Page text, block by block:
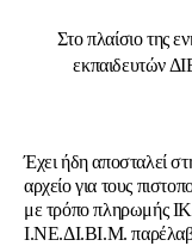
Στο πλαίσιο της
εκπαιδευτών
Έχει ήδη αποσταλεί
αρχείο για τους
με τρόπο πληρωμής
Ι.ΝΕ.ΔΙ.ΒΙ.Μ.